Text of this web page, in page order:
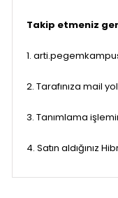
Takip etmeniz
1.
2. Tarafınıza mail
3. Tanımlama
4. Satın aldığınız